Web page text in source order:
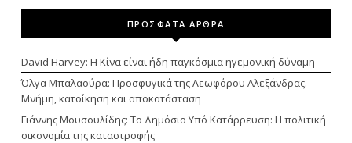
ΠΡΟΣΦΑΤΑ ΑΡΘΡΑ
David Harvey: Η Κίνα είναι ήδη παγκόσμια ηγεμονική δύναμη
Όλγα Μπαλαούρα: Προσφυγικά της Λεωφόρου Αλεξάνδρας.
Μνήμη, κατοίκηση και αποκατάσταση
Γιάννης Μουσουλίδης: Το Δημόσιο Υπό Κατάρρευση: Η πολιτική
οικονομία της καταστροφής